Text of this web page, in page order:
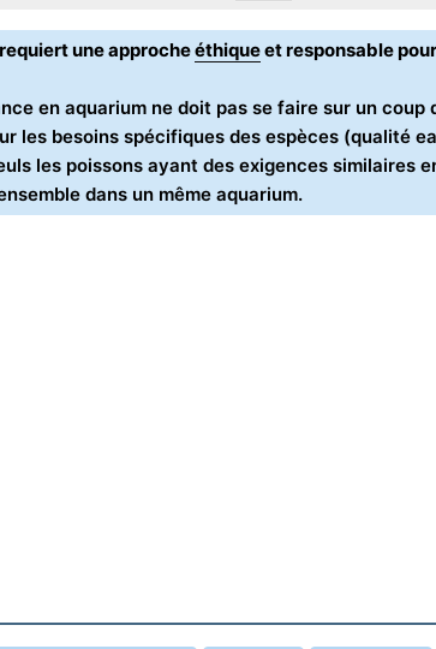
une approcheéthiqueet responsable
en aquarium ne doit pas se faire sur un coup
les besoins spécifiques des espèces (qualité
les poissons ayant des exigences similaires
dans un même aquarium.